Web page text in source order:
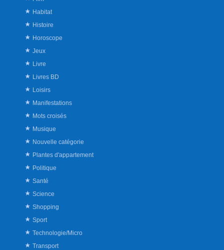
Habitat
Histoire
Horoscope
Jeux
Livre
Livres BD
Loisirs
Manifestations
Mots croisés
Musique
Nouvelle catégorie
Plantes d'appartement
Politique
Santé
Science
Shopping
Sport
Technologie/Micro
Transport